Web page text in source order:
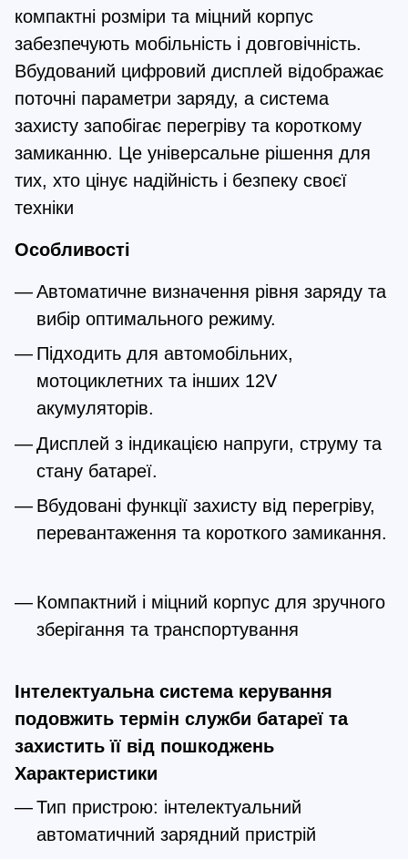
компактні розміри та міцний корпус
забезпечують мобільність і довговічність.
Вбудований цифровий дисплей відображає
поточні параметри заряду, а система
захисту запобігає перегріву та короткому
замиканню. Це універсальне рішення для
тих, хто цінує надійність і безпеку своєї
техніки
Особливості
Автоматичне визначення рівня заряду та
вибір оптимального режиму.
Підходить для автомобільних,
мотоциклетних та інших 12V
акумуляторів.
Дисплей з індикацією напруги, струму та
стану батареї.
Вбудовані функції захисту від перегріву,
перевантаження та короткого замикання.
Компактний і міцний корпус для зручного
зберігання та транспортування
Інтелектуальна система керування
подовжить термін служби батареї та
захистить її від пошкоджень
Характеристики
Тип пристрою: інтелектуальний
автоматичний зарядний пристрій